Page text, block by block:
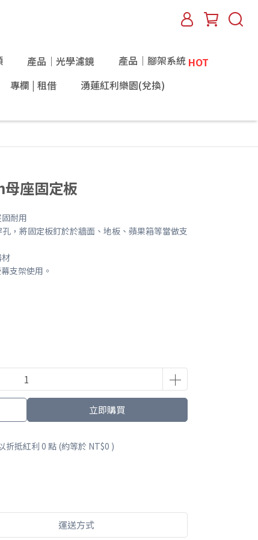
產品｜光學濾鏡 產品｜腳架系統HOT
專欄 | 租借
湧蓮紅利樂園(兌換)
座固定板
耐用
，將固定板釘於於牆面、地板、蘋果箱等當做支
支架使用。
立即購買
折抵紅利 0 點 (約等於 NT$0 )
運送方式